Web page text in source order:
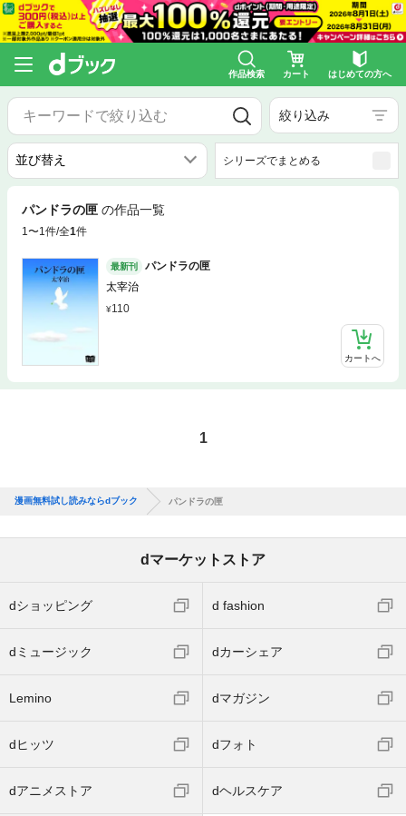
作品検索 カート はじめての方へ
絞り込み
シリーズでまとめる
パンドラの匣 の作品一覧
1〜1件/全1件
最新刊
パンドラの匣
太宰治
110
カートへ
1
漫画無料試し読みならdブック パンドラの匣
dマーケットストア
dショッピング d fashion
dミュージック dカーシェア
Lemino dマガジン
dヒッツ dフォト
dアニメストア dヘルスケア